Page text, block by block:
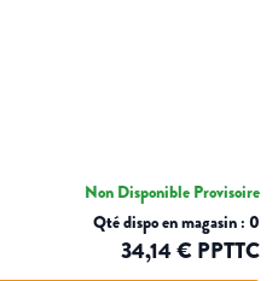
Non Disponible Provisoire
Qté dispo en magasin : 0
34,14 € PPTTC